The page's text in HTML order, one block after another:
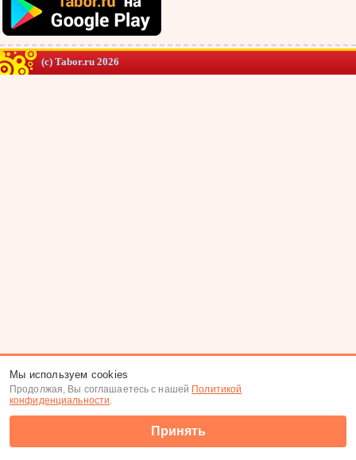
(c) Tabor.ru 2026
Мы используем cookies
Продолжая, Вы соглашаетесь с нашей Политикой
конфиденциальности.
Принять